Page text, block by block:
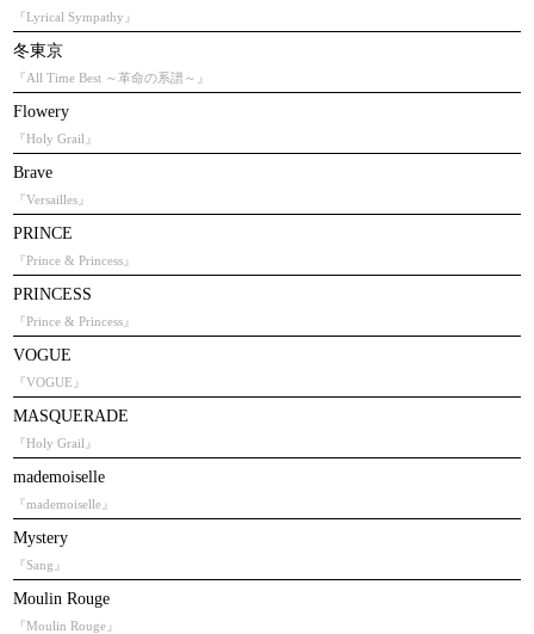
『Lyrical Sympathy』
冬東京
『All Time Best ～革命の系譜～』
Flowery
『Holy Grail』
Brave
『Versailles』
PRINCE
『Prince & Princess』
PRINCESS
『Prince & Princess』
VOGUE
『VOGUE』
MASQUERADE
『Holy Grail』
mademoiselle
『mademoiselle』
Mystery
『Sang』
Moulin Rouge
『Moulin Rouge』